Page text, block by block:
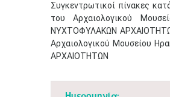
Συγκεντρωτικοί πίνακες
του Αρχαιολογικού
ΝΥΧΤΟΦΥΛΑΚΩΝ
Αρχαιολογικού Μουσείου
ΑΡΧΑΙΟΤΗΤΩΝ​